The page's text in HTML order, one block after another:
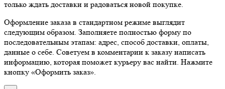
только ждать доставки и радоваться новой покупке.
Оформление заказа в стандартном режиме выглядит
следующим образом. Заполняете полностью форму по
последовательным этапам: адрес, способ доставки, оплаты,
данные о себе. Советуем в комментарии к заказу написать
информацию, которая поможет курьеру вас найти. Нажмите
кнопку «Оформить заказ».